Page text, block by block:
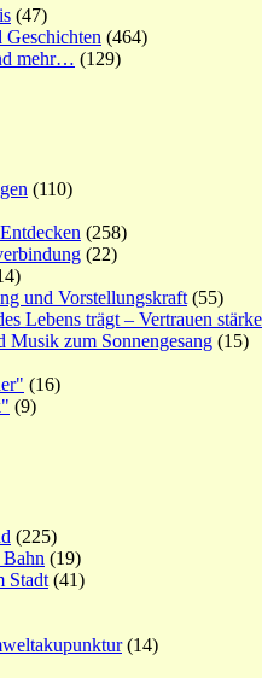
(47)
Geschichten (464)
mehr… (129)
(110)
(258)
(22)
und Vorstellungskraft (55)
Lebens trägt – Vertrauen
Musik zum Sonnengesang (15)
(16)
(9)
(225)
(19)
Stadt (41)
(14)